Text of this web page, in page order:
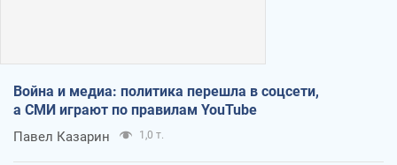
Война и медиа: политика перешла в соцсети,
а СМИ играют по правилам YouTube
Павел Казарин 1,0 т.